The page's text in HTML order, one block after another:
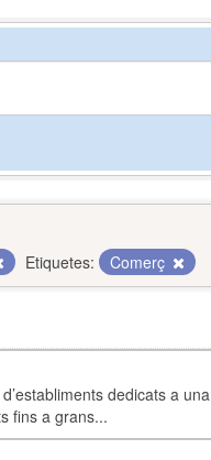
Etiquetes: Comerç
dedicats a una
fins a grans...